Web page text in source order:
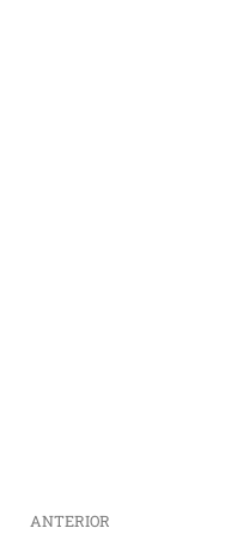
ANTERIOR